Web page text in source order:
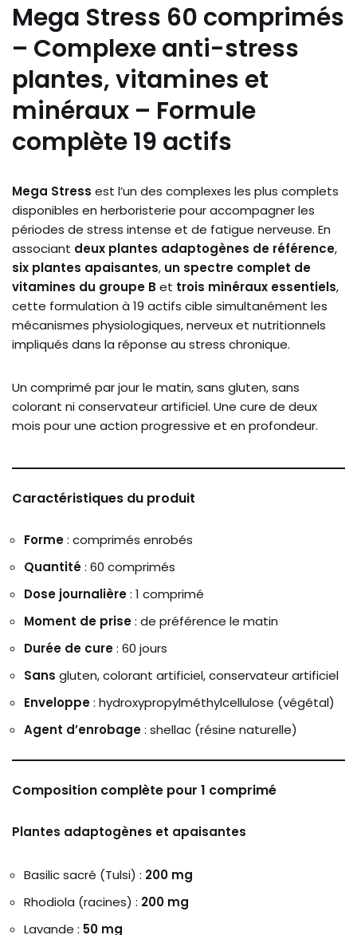
Mega Stress 60 comprimés
– Complexe anti-stress
plantes, vitamines et
minéraux – Formule
complète 19 actifs
Mega Stress est l’un des complexes les plus complets
disponibles en herboristerie pour accompagner les
périodes de stress intense et de fatigue nerveuse. En
associant deux plantes adaptogènes de référence,
six plantes apaisantes, un spectre complet de
vitamines du groupe B et trois minéraux essentiels,
cette formulation à 19 actifs cible simultanément les
mécanismes physiologiques, nerveux et nutritionnels
impliqués dans la réponse au stress chronique.
Un comprimé par jour le matin, sans gluten, sans
colorant ni conservateur artificiel. Une cure de deux
mois pour une action progressive et en profondeur.
Caractéristiques du produit
Forme: comprimés enrobés
Quantité: 60 comprimés
Dose journalière: 1 comprimé
Moment de prise: de préférence le matin
Durée de cure: 60 jours
Sans gluten, colorant artificiel, conservateur artificiel
Enveloppe: hydroxypropylméthylcellulose (végétal)
Agent d’enrobage: shellac (résine naturelle)
Composition complète pour 1 comprimé
Plantes adaptogènes et apaisantes
Basilic sacré (Tulsi) : 200 mg
Rhodiola (racines) : 200 mg
Lavande : 50 mg